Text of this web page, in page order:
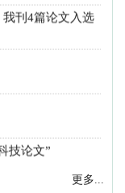
刊4篇论文入选
技论文”
优秀科技论文遴选
更多...